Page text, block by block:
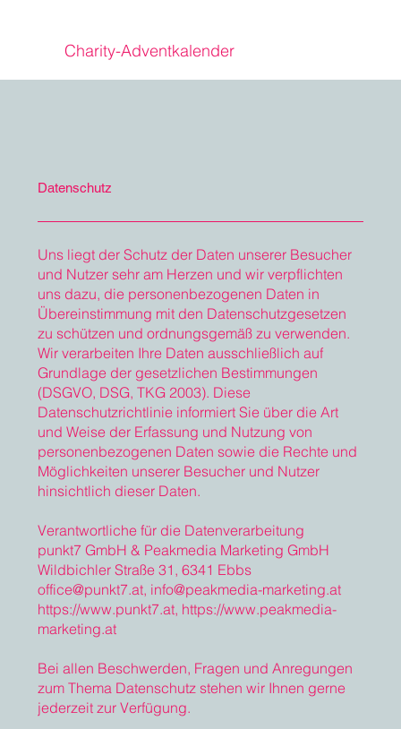
Charity-Adventkalender
Datenschutz
Uns liegt der Schutz der Daten unserer Besucher
und Nutzer sehr am Herzen und wir verpflichten
uns dazu, die personenbezogenen Daten in
Übereinstimmung mit den Datenschutzgesetzen
zu schützen und ordnungsgemäß zu verwenden.
Wir verarbeiten Ihre Daten ausschließlich auf
Grundlage der gesetzlichen Bestimmungen
(DSGVO, DSG, TKG 2003). Diese
Datenschutzrichtlinie informiert Sie über die Art
und Weise der Erfassung und Nutzung von
personenbezogenen Daten sowie die Rechte und
Möglichkeiten unserer Besucher und Nutzer
hinsichtlich dieser Daten.
Verantwortliche für die Datenverarbeitung
punkt7 GmbH & Peakmedia Marketing GmbH
Wildbichler Straße 31, 6341 Ebbs
office@punkt7.at, info@peakmedia-marketing.at
https://www.punkt7.at, https://www.peakmedia-
marketing.at
Bei allen Beschwerden, Fragen und Anregungen
zum Thema Datenschutz stehen wir Ihnen gerne
jederzeit zur Verfügung.